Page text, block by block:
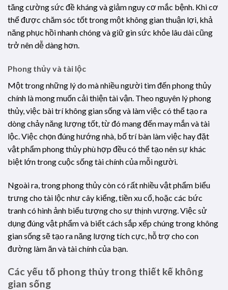
tăng cường sức đề kháng và giảm nguy cơ mắc bệnh. Khi cơ
thể được chăm sóc tốt trong một không gian thuận lợi, khả
năng phục hồi nhanh chóng và giữ gìn sức khỏe lâu dài cũng
trở nên dễ dàng hơn.
Phong thủy và tài lộc
Một trong những lý do mà nhiều người tìm đến phong thủy
chính là mong muốn cải thiện tài vận. Theo nguyên lý phong
thủy, việc bài trí không gian sống và làm việc có thể tạo ra
dòng chảy năng lượng tốt, từ đó mang đến may mắn và tài
lộc. Việc chọn đúng hướng nhà, bố trí bàn làm việc hay đặt
vật phẩm phong thủy phù hợp đều có thể tạo nên sự khác
biệt lớn trong cuộc sống tài chính của mỗi người.
Ngoài ra, trong phong thủy còn có rất nhiều vật phẩm biểu
trưng cho tài lộc như cây kiểng, tiền xu cổ, hoặc các bức
tranh có hình ảnh biểu tượng cho sự thịnh vượng. Việc sử
dụng đúng vật phẩm và biết cách sắp xếp chúng trong không
gian sống sẽ tạo ra năng lượng tích cực, hỗ trợ cho con
đường làm ăn và tài chính của bạn.
Các yếu tố phong thủy trong thiết kế không
gian sống